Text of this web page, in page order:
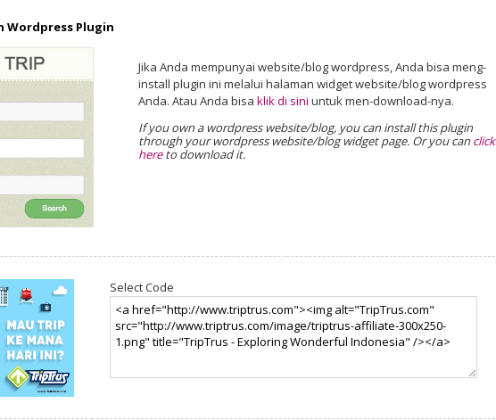
Wordpress Plugin
Jika Anda mempunyai website/blog wordpress, Anda bisa meng-
install plugin ini melalui halaman widget website/blog wordpress
Anda. Atau Anda bisa klik di sini untuk men-download-nya.
If you own a wordpress website/blog, you can install this plugin
through your wordpress website/blog widget page. Or you canclick
hereto download it.
Select Code